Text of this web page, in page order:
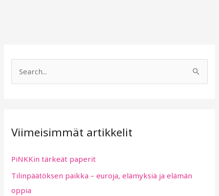
c
f
o
r
Viimeisimmät artikkelit
PiNKKin tärkeät paperit
Tilinpäätöksen paikka – euroja, elämyksiä ja elämän
oppia